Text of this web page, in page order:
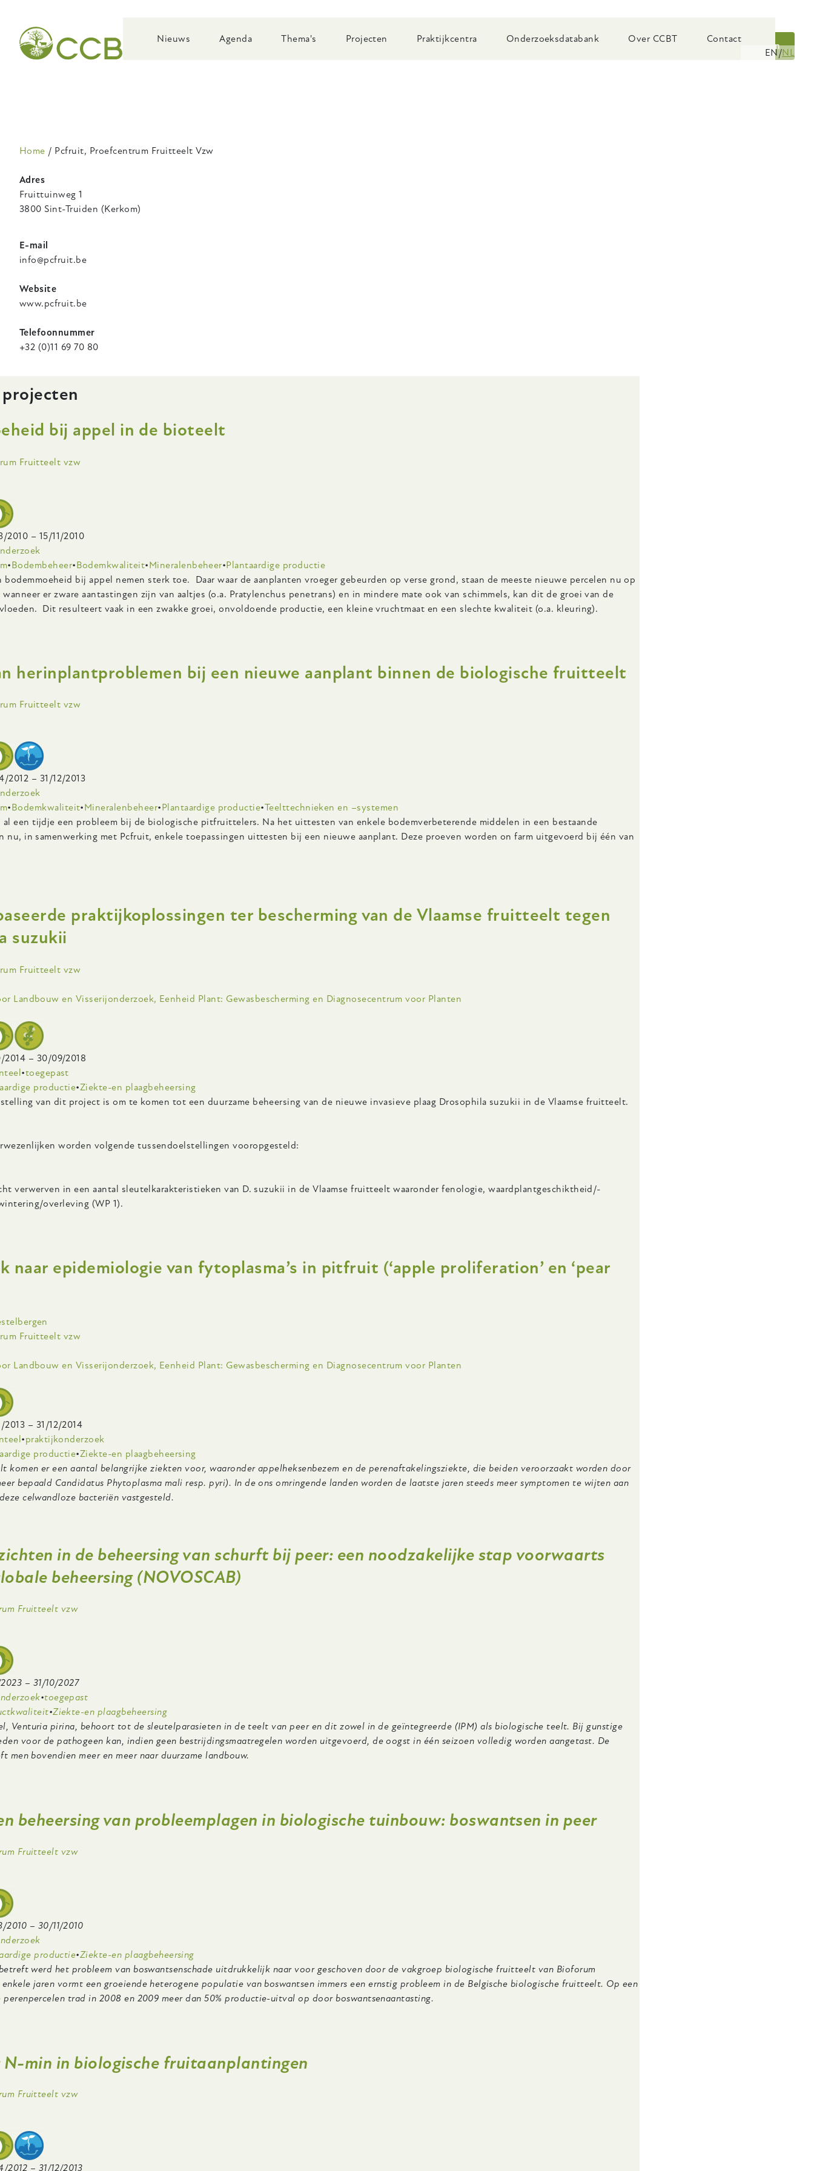
main
navigation
Nieuws Agenda Thema's Projecten Praktijkcentra Onderzoeksdatabank Over CCBT Contact
Zoeken
EN NL
Kruimelpad
Home Pcfruit, Proefcentrum Fruitteelt Vzw
Adres
Fruittuinweg 1
3800 Sint-Truiden (Kerkom)
E-mail
info@pcfruit.be
Website
www.pcfruit.be
Telefoonnummer
+32 (0)11 69 70 80
bij appel in de bioteelt
Fruitteelt vzw
2010 – 15/11/2010
Bodembeheer Bodemkwaliteit Mineralenbeheer Plantaardige productie
bodemmoeheid bij appel nemen sterk toe. Daar waar de aanplanten vroeger gebeurden op verse grond, staan de meeste nieuwe percelen nu op
er zware aantastingen zijn van aaltjes (o.a. Pratylenchus penetrans) en in mindere mate ook van schimmels, kan dit de groei van de
Dit resulteert vaak in een zwakke groei, onvoldoende productie, een kleine vruchtmaat en een slechte kwaliteit (o.a. kleuring).
herinplantproblemen bij een nieuwe aanplant binnen de biologische fruitteelt
Fruitteelt vzw
2012 – 31/12/2013
Bodemkwaliteit Mineralenbeheer Plantaardige productie Teelttechnieken en –systemen
al een tijdje een probleem bij de biologische pitfruittelers. Na het uittesten van enkele bodemverbeterende middelen in een bestaande
nu, in samenwerking met Pcfruit, enkele toepassingen uittesten bij een nieuwe aanplant. Deze proeven worden on farm uitgevoerd bij één van
praktijkoplossingen ter bescherming van de Vlaamse fruitteelt tegen
suzukii
Fruitteelt vzw
Landbouw en Visserijonderzoek, Eenheid Plant: Gewasbescherming en Diagnosecentrum voor Planten
2014 – 30/09/2018
toegepast
productie Ziekte-en plaagbeheersing
van dit project is om te komen tot een duurzame beheersing van de nieuwe invasieve plaag Drosophila suzukii in de Vlaamse fruitteelt.
worden volgende tussendoelstellingen vooropgesteld:
verwerven in een aantal sleutelkarakteristieken van D. suzukii in de Vlaamse fruitteelt waaronder fenologie, waardplantgeschiktheid/-
overleving (WP 1).
naar epidemiologie van fytoplasma’s in pitfruit (‘apple proliferation’ en ‘pear
Fruitteelt vzw
Landbouw en Visserijonderzoek, Eenheid Plant: Gewasbescherming en Diagnosecentrum voor Planten
2013 – 31/12/2014
praktijkonderzoek
productie Ziekte-en plaagbeheersing
komen er een aantal belangrijke ziekten voor, waaronder appelheksenbezem en de perenaftakelingsziekte, die beiden veroorzaakt worden door
bepaald Candidatus Phytoplasma mali resp. pyri). In de ons omringende landen worden de laatste jaren steeds meer symptomen te wijten aan
celwandloze bacteriën vastgesteld.
in de beheersing van schurft bij peer: een noodzakelijke stap voorwaarts
beheersing (NOVOSCAB)
Fruitteelt vzw
– 31/10/2027
toegepast
Ziekte-en plaagbeheersing
Venturia pirina, behoort tot de sleutelparasieten in de teelt van peer en dit zowel in de geïntegreerde (IPM) als biologische teelt. Bij gunstige
voor de pathogeen kan, indien geen bestrijdingsmaatregelen worden uitgevoerd, de oogst in één seizoen volledig worden aangetast. De
men bovendien meer en meer naar duurzame landbouw.
beheersing van probleemplagen in biologische tuinbouw: boswantsen in peer
Fruitteelt vzw
2010 – 30/11/2010
productie Ziekte-en plaagbeheersing
werd het probleem van boswantsenschade uitdrukkelijk naar voor geschoven door de vakgroep biologische fruitteelt van Bioforum
enkele jaren vormt een groeiende heterogene populatie van boswantsen immers een ernstig probleem in de Belgische biologische fruitteelt. Op een
trad in 2008 en 2009 meer dan 50% productie-uitval op door boswantsenaantasting.
N-min in biologische fruitaanplantingen
Fruitteelt vzw
2012 – 31/12/2013